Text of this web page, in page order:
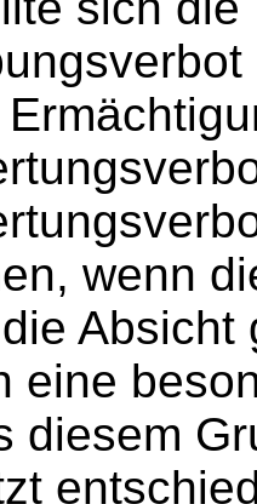
wenn
eine
diesem